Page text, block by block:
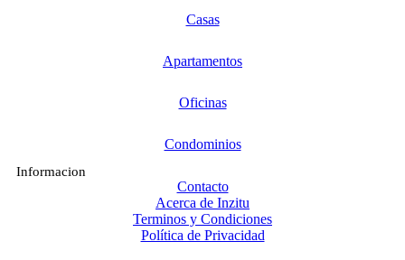
Casas
Apartamentos
Oficinas
Condominios
Informacion
Contacto
Acerca de Inzitu
Terminos y Condiciones
Política de Privacidad